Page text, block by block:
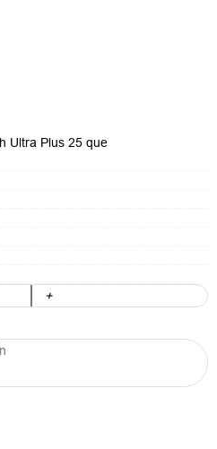
Ultra Plus 25 que
+